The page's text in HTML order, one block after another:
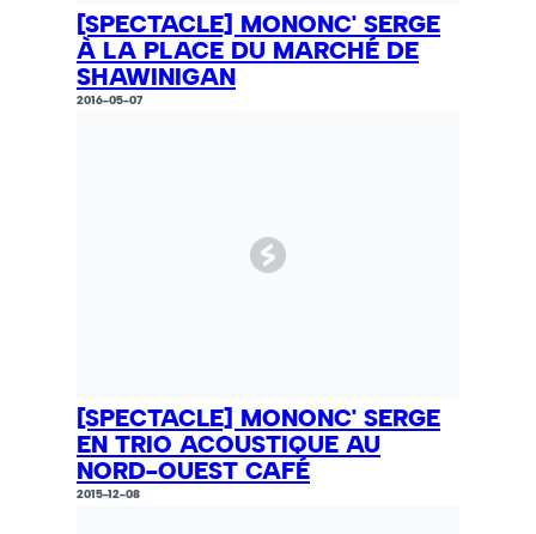
[SPECTACLE] MONONC' SERGE
À LA PLACE DU MARCHÉ DE
SHAWINIGAN
2016-05-07
[SPECTACLE] MONONC' SERGE
EN TRIO ACOUSTIQUE AU
NORD-OUEST CAFÉ
2015-12-08